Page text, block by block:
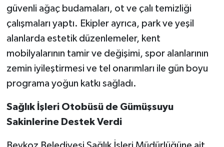
güvenli ağaç budamaları, ot ve çalı temizliği
çalışmaları yaptı. Ekipler ayrıca, park ve yeşil
alanlarda estetik düzenlemeler, kent
mobilyalarının tamir ve değişimi, spor alanlarının
zemin iyileştirmesi ve tel onarımları ile gün boyu
programa yoğun katkı sağladı.
Sağlık İşleri Otobüsü de Gümüşsuyu
Sakinlerine Destek Verdi